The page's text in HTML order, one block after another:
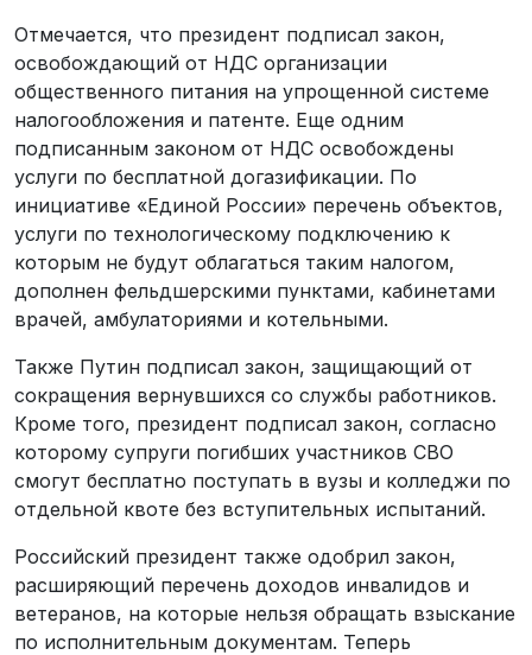
Отмечается, что президент подписал закон,
освобождающий от НДС организации
общественного питания на упрощенной системе
налогообложения и патенте. Еще одним
подписанным законом от НДС освобождены
услуги по бесплатной догазификации. По
инициативе «Единой России» перечень объектов,
услуги по технологическому подключению к
которым не будут облагаться таким налогом,
дополнен фельдшерскими пунктами, кабинетами
врачей, амбулаториями и котельными.
Также Путин подписал закон, защищающий от
сокращения вернувшихся со службы работников.
Кроме того, президент подписал закон, согласно
которому супруги погибших участников СВО
смогут бесплатно поступать в вузы и колледжи по
отдельной квоте без вступительных испытаний.
Российский президент также одобрил закон,
расширяющий перечень доходов инвалидов и
ветеранов, на которые нельзя обращать взыскание
по исполнительным документам. Теперь